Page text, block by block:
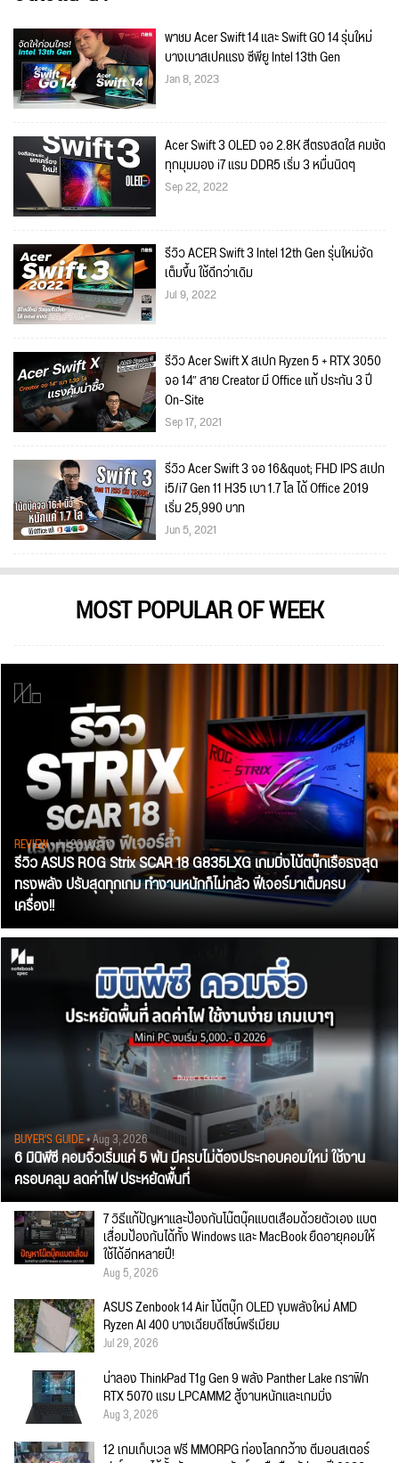
พาชม Acer Swift 14 และ Swift GO 14 รุ่นใหม่
บางเบาสเปคแรง ซีพียู Intel 13th Gen
Jan 8, 2023
Acer Swift 3 OLED จอ 2.8K สีตรงสดใส คมชัด
ทุกมุมมอง i7 แรม DDR5 เริ่ม 3 หมื่นนิดๆ
Sep 22, 2022
รีวิว ACER Swift 3 Intel 12th Gen รุ่นใหม่จัด
เต็มขึ้น ใช้ดีกว่าเดิม
Jul 9, 2022
รีวิว Acer Swift X สเปก Ryzen 5 + RTX 3050
จอ 14″ สาย Creator มี Office แท้ ประกัน 3 ปี
On-Site
Sep 17, 2021
รีวิว Acer Swift 3 จอ 16&quot; FHD IPS สเปก
i5/i7 Gen 11 H35 เบา 1.7 โล ได้ Office 2019
เริ่ม 25,990 บาท
Jun 5, 2021
MOST POPULAR OF WEEK
REVIEW• Jul 28, 2026
รีวิว ASUS ROG Strix SCAR 18 G835LXG เกมมิ่งโน้ตบุ๊กเรือธงสุด
ทรงพลัง ปรับสุดทุกเกม ทำงานหนักก็ไม่กลัว ฟีเจอร์มาเต็มครบ
เครื่อง!!
BUYER'S GUIDE• Aug 3, 2026
6 มินิพีซี คอมจิ๋วเริ่มแค่ 5 พัน มีครบไม่ต้องประกอบคอมใหม่ ใช้งาน
ครอบคลุม ลดค่าไฟ ประหยัดพื้นที่
7 วิธีแก้ปัญหาและป้องกันโน๊ตบุ๊คแบตเสื่อมด้วยตัวเอง แบต
เสื่อมป้องกันได้ทั้ง Windows และ MacBook ยืดอายุคอมให้
ใช้ได้อีกหลายปี!
Aug 5, 2026
ASUS Zenbook 14 Air โน้ตบุ๊ก OLED ขุมพลังใหม่ AMD
Ryzen AI 400 บางเฉียบดีไซน์พรีเมียม
Jul 29, 2026
น่าลอง ThinkPad T1g Gen 9 พลัง Panther Lake กราฟิก
RTX 5070 แรม LPCAMM2 สู้งานหนักและเกมมิ่ง
Aug 3, 2026
12 เกมเก็บเวล ฟรี MMORPG ท่องโลกกว้าง ตีมอนสเตอร์